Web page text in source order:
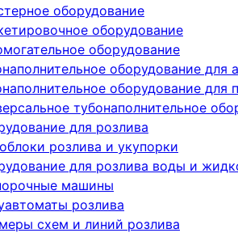
оборудование
оборудование
оборудование
оборудование для
оборудование для
тубонаполнительное
для розлива
розлива и укупорки
для розлива воды и
машины
розлива
схем и линий розлива